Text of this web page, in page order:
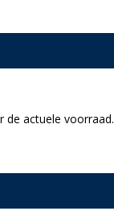
de actuele voorraad.